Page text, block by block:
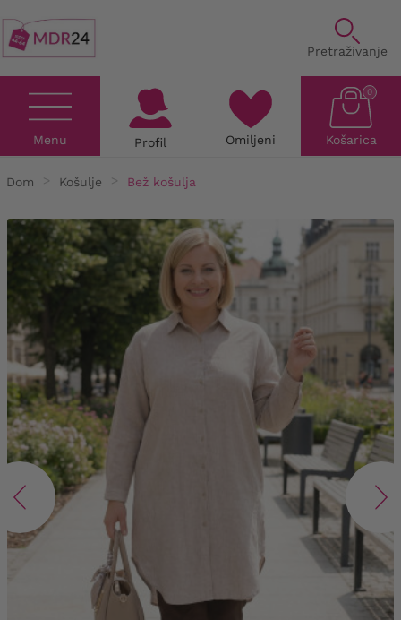
Pretraživanje
Menu Profil Omiljeni Košarica
0
Dom Košulje Bež košulja